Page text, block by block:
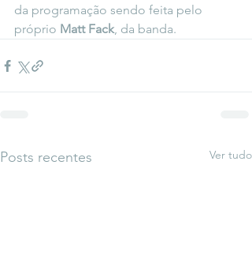
da programação sendo feita pelo
próprio Matt Fack, da banda.
Posts recentes Ver tudo